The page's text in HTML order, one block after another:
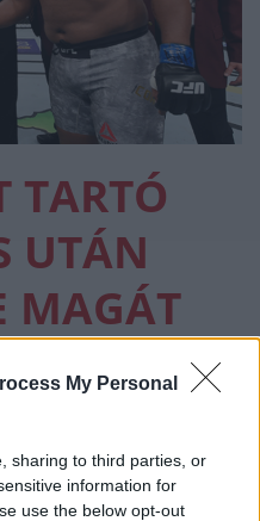
My Personal
sharing to third parties, or
information for
use the below opt-out
TARTÓ
UTÁN
MAGÁT
MŰTENI